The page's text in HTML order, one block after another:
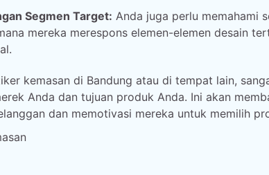
Segmen Target: Anda juga perlu memahami
mereka merespons elemen-elemen desain
kemasan di Bandung atau di tempat lain,
Anda dan tujuan produk Anda. Ini akan
dan memotivasi mereka untuk memilih